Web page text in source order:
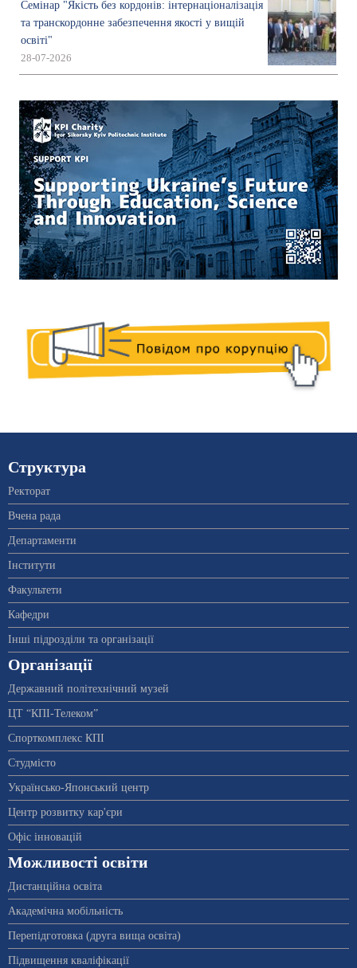
Семінар "Якість без кордонів: інтернаціоналізація
та транскордонне забезпечення якості у вищій
освіті"
28-07-2026
Структура
Ректорат
Вчена рада
Департаменти
Інститути
Факультети
Кафедри
Інші підрозділи та організації
Організації
Державний політехнічний музей
ЦТ “КПІ-Телеком”
Спорткомплекс КПІ
Студмісто
Українсько-Японський центр
Центр розвитку кар'єри
Офіс інновацій
Можливості освіти
Дистанційна освіта
Академічна мобільність
Перепідготовка (друга вища освіта)
Підвищення кваліфікації